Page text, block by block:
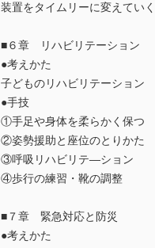
装置をタイムリーに変えていく
■６章 リハビリテーション
●考えかた
子どものリハビリテーション
●手技
①手足や身体を柔らかく保つ
②姿勢援助と座位のとりかた
③呼吸リハビリテ―ション
④歩行の練習・靴の調整
■７章 緊急対応と防災
●考えかた